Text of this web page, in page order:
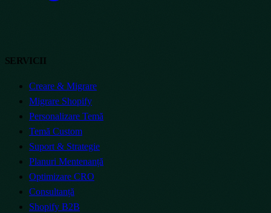
SERVICII
Creare & Migrare
Migrare Shopify
Personalizare Temă
Temă Custom
Suport & Strategie
Planuri Mentenanță
Optimizare CRO
Consultanță
Shopify B2B